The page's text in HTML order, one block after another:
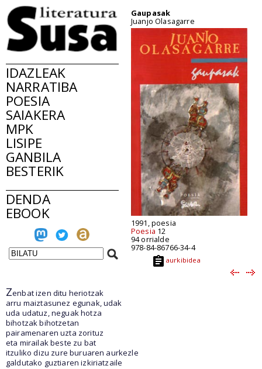
IDAZLEAK
NARRATIBA
POESIA
SAIAKERA
MPK
LISIPE
GANBILA
BESTERIK
DENDA
EBOOK
Gaupasak
Juanjo Olasagarre
1991, poesia
Poesia 12
94 orrialde
978-84-86766-34-4
aurkibidea
Zenbat izen ditu heriotzak
arru maiztasunez egunak, udak
uda udatuz, neguak hotza
bihotzak bihotzetan
pairamenaren uzta zorituz
eta mirailak beste zu bat
itzuliko dizu zure buruaren aurkezle
galdutako guztiaren izkiriatzaile